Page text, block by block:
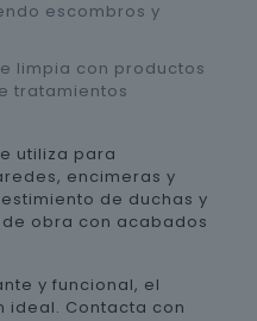
escombros y
limpia con productos
tratamientos
utiliza para
encimeras y
de duchas y
obra con acabados
y funcional, el
ideal. Contacta con